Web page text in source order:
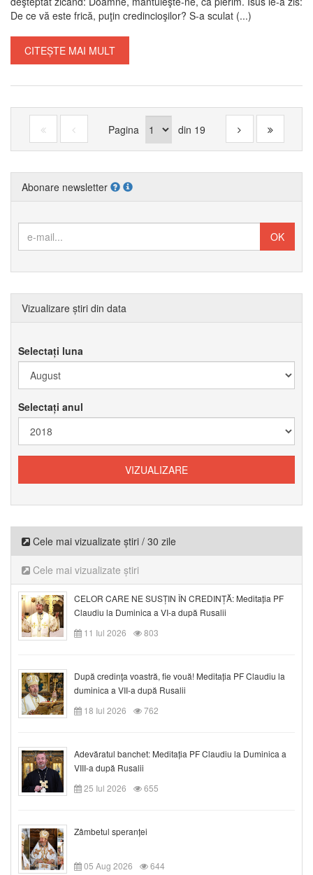
De ce vă este frică, puţin credincioşilor? S-a sculat (...)
CITEȘTE MAI MULT
Pagina din 19
Abonare newsletter
Vizualizare știri din data
Selectați luna
Selectați anul
Cele mai vizualizate știri / 30 zile
Cele mai vizualizate știri
CELOR CARE NE SUSȚIN ÎN CREDINȚĂ: Meditația PF
Claudiu la Duminica a VI-a după Rusalii
11 Iul 2026
803
După credinţa voastră, fie vouă! Meditația PF Claudiu la
duminica a VII-a după Rusalii
18 Iul 2026
762
Adevăratul banchet: Meditația PF Claudiu la Duminica a
VIII-a după Rusalii
25 Iul 2026
655
Zâmbetul speranței
05 Aug 2026 644